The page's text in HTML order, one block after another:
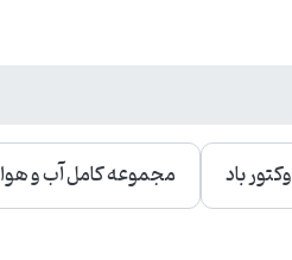
وکتور باد مجموعه کامل آب و هوا